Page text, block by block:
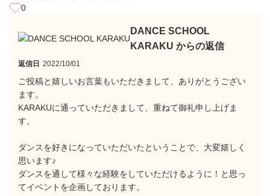
0
DANCE SCHOOL
KARAKU からの返信
返信日 2022/10/01
ご投稿と嬉しいお言葉もいただきまして、ありがとうござい
ます。
KARAKUに通っていただきまして、重ねて御礼申し上げま
す。
ダンスを好きになっていただいたということで、大変嬉しく
思います♪
ダンスを通して様々な経験をしていただけるように！と思っ
てイベントを企画しております。